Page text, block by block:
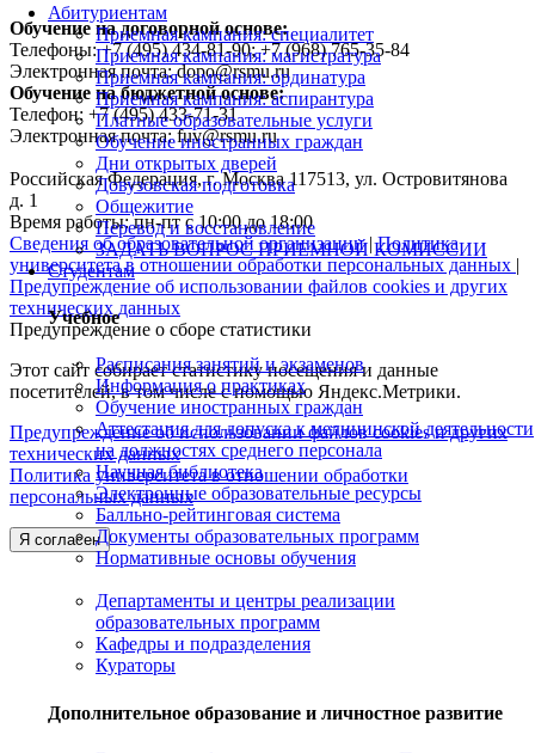
Абитуриентам
Приемная кампания: специалитет
Приемная кампания: магистратура
Приемная кампания: ординатура
Приемная кампания: аспирантура
Платные образовательные услуги
Обучение иностранных граждан
Дни открытых дверей
Довузовская подготовка
Общежитие
Перевод и восстановление
ЗАДАТЬ ВОПРОС ПРИЕМНОЙ КОМИССИИ
Студентам
Учебное
Расписания занятий и экзаменов
Информация о практиках
Обучение иностранных граждан
Аттестация для допуска к медицинской деятельности
на должностях среднего персонала
Научная библиотека
Электронные образовательные ресурсы
Балльно-рейтинговая система
Документы образовательных программ
Нормативные основы обучения
Департаменты и центры реализации
образовательных программ
Кафедры и подразделения
Кураторы
Дополнительное образование и личностное развитие
Обучение на договорной основе:
Телефоны: +7 (495) 434-81-90; +7 (968) 765-35-84
Электронная почта: dopo@rsmu.ru
Обучение на бюджетной основе:
Телефон: +7 (495) 433-71-31
Электронная почта: fuv@rsmu.ru
Российская Федерация, г. Москва 117513, ул. Островитянова
д. 1
Время работы: пн-пт с 10:00 до 18:00
Сведения об образовательной организации|Политика
университета в отношении обработки персональных данных |
Предупреждение об использовании файлов cookies и других
технических данных
Предупреждение о сборе статистики
Этот сайт собирает статистику посещения и данные
посетителей, в том числе с помощью Яндекс.Метрики.
Предупреждение об использовании файлов cookies и других
технических данных
Политика университета в отношении обработки
персональных данных
Я согласен